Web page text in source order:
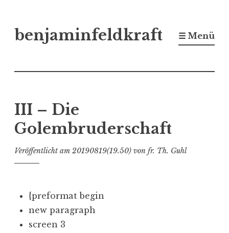
Inhalt
benjaminfeldkraft ☰ Menü
III – Die
Golembruderschaft
Veröffentlicht am 20190819(19.50) von fr. Th. Guhl
{preformat begin
new paragraph
screen 3